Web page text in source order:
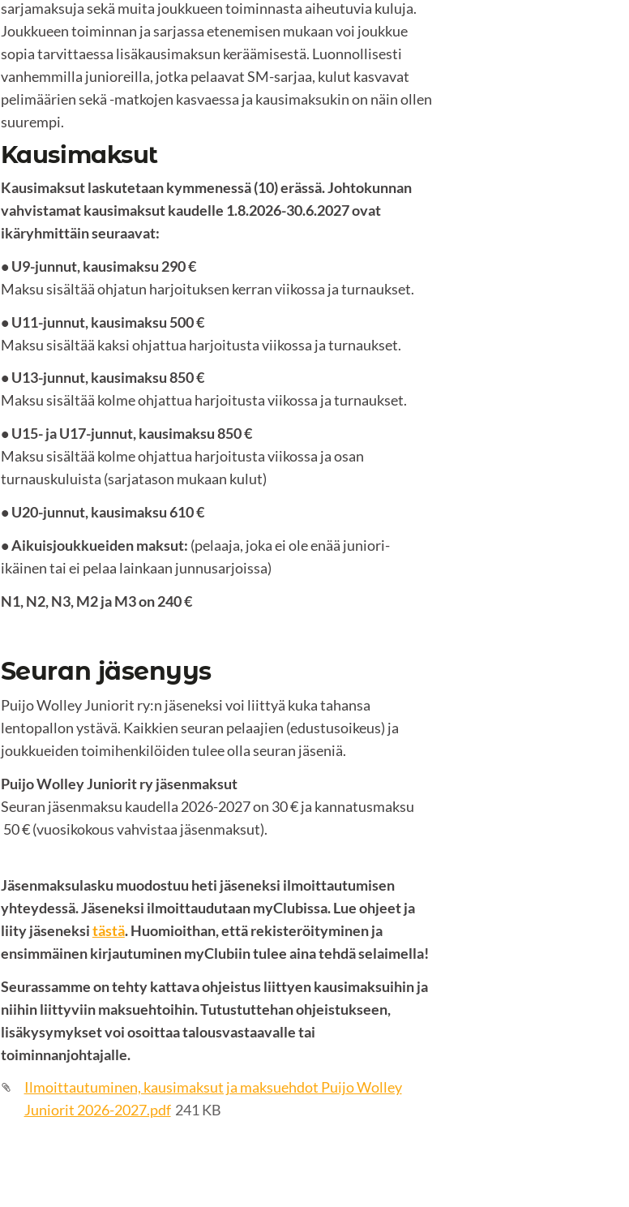
sarjamaksuja sekä muita joukkueen toiminnasta aiheutuvia kuluja.
Joukkueen toiminnan ja sarjassa etenemisen mukaan voi joukkue
sopia tarvittaessa lisäkausimaksun keräämisestä. Luonnollisesti
vanhemmilla junioreilla, jotka pelaavat SM-sarjaa, kulut kasvavat
pelimäärien sekä -matkojen kasvaessa ja kausimaksukin on näin ollen
suurempi.
Kausimaksut
Kausimaksut laskutetaan kymmenessä (10) erässä. Johtokunnan
vahvistamat kausimaksut kaudelle 1.8.2026-30.6.2027 ovat
ikäryhmittäin seuraavat:
• U9-junnut, kausimaksu 290 €
Maksu sisältää ohjatun harjoituksen kerran viikossa ja turnaukset.
• U11-junnut, kausimaksu 500 €
Maksu sisältää kaksi ohjattua harjoitusta viikossa ja turnaukset.
• U13-junnut, kausimaksu 850 €
Maksu sisältää kolme ohjattua harjoitusta viikossa ja turnaukset.
• U15- ja U17-junnut, kausimaksu 850 €
Maksu sisältää kolme ohjattua harjoitusta viikossa ja osan
turnauskuluista (sarjatason mukaan kulut)
• U20-junnut, kausimaksu 610 €
• Aikuisjoukkueiden maksut: (pelaaja, joka ei ole enää juniori-
ikäinen tai ei pelaa lainkaan junnusarjoissa)
N1, N2, N3, M2 ja M3 on 240 €
Seuran jäsenyys
Puijo Wolley Juniorit ry:n jäseneksi voi liittyä kuka tahansa
lentopallon ystävä. Kaikkien seuran pelaajien (edustusoikeus) ja
joukkueiden toimihenkilöiden tulee olla seuran jäseniä.
Puijo Wolley Juniorit ry jäsenmaksut
Seuran jäsenmaksu kaudella 2026-2027 on 30 € ja kannatusmaksu
50 € (vuosikokous vahvistaa jäsenmaksut).
Jäsenmaksulasku muodostuu heti jäseneksi ilmoittautumisen
yhteydessä. Jäseneksi ilmoittaudutaan myClubissa. Lue ohjeet ja
liity jäseneksitästä. Huomioithan, että rekisteröityminen ja
ensimmäinen kirjautuminen myClubiin tulee aina tehdä selaimella!
Seurassamme on tehty kattava ohjeistus liittyen kausimaksuihin ja
niihin liittyviin maksuehtoihin. Tutustuttehan ohjeistukseen,
lisäkysymykset voi osoittaa talousvastaavalle tai
toiminnanjohtajalle.
Ilmoittautuminen, kausimaksut ja maksuehdot Puijo Wolley
Juniorit 2026-2027.pdf 241 KB